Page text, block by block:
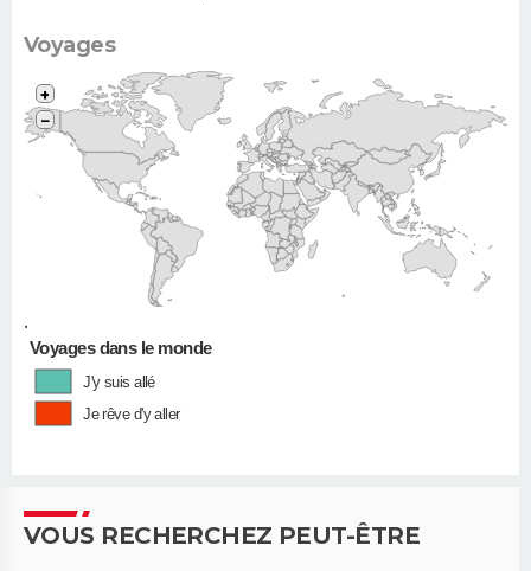
Voyages
•
+
−
Voyages dans le monde
J'y suis allé
Je rêve d'y aller
VOUS RECHERCHEZ PEUT-ÊTRE